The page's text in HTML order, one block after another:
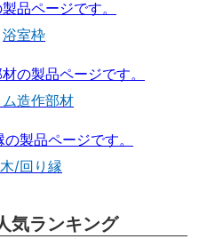
浴室枠
造作部材
/回り縁
気ランキング